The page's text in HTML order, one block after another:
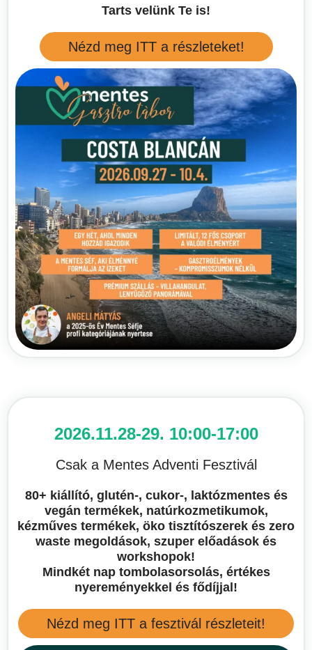
Tarts velünk Te is!
Nézd meg ITT a részleteket!
2026.11.28-29. 10:00-17:00
Csak a Mentes Adventi Fesztivál
80+ kiállító, glutén-, cukor-, laktózmentes és
vegán termékek, natúrkozmetikumok,
kézműves termékek, öko tisztítószerek és zero
waste megoldások, szuper előadások és
workshopok!
Mindkét nap tombolasorsolás, értékes
nyereményekkel és fődíjjal!
Nézd meg ITT a fesztivál részleteit!